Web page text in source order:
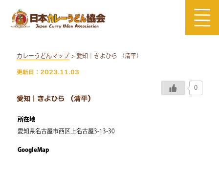
content
カレーうどんマップ> 愛知｜きよひら （清平）
更新日：2023.11.03
0
愛知｜きよひら （清平）
所在地
愛知県名古屋市西区上名古屋3-13-30
GoogleMap